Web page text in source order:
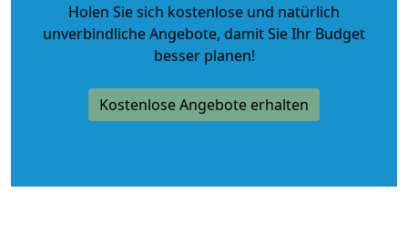
Holen Sie sich kostenlose und natürlich
unverbindliche Angebote, damit Sie Ihr Budget
besser planen!
Kostenlose Angebote erhalten